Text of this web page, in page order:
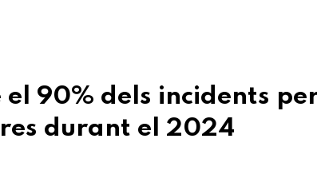
90% dels incidents
durant el 2024